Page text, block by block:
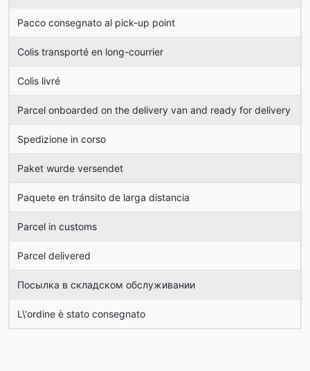
Pacco consegnato al pick-up point
Colis transporté en long-courrier
Colis livré
Parcel onboarded on the delivery van and ready for delivery
Spedizione in corso
Paket wurde versendet
Paquete en tránsito de larga distancia
Parcel in customs
Parcel delivered
Посылка в складском обслуживании
L\'ordine è stato consegnato